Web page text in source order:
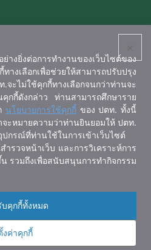
างยิ่งต่อการทำงานของเว็บไซต์ของ
งเลือกเพื่อช่วยให้สามารถปรับปรุง
ะไม่ใช้คุกกี้ทางเลือกจนกว่าท่านจะ
กกี้ดังกล่าว ท่านสามารถศึกษาราย
นโยบายการใช้คุกกี้ ของ ปตท. ทั้งนี้
ะหมายความว่าท่านยินยอมให้ ปตท.
กรณ์ที่ท่านใช้ในการเข้าเว็บไซต์
ำรวจหน้าเว็บ และการวิเคราะห์การ
รวมถึงเพื่อสนับสนุนการทำกิจกรรม
งค่าคุกกี้
บคุกกี้ทั้งหมด